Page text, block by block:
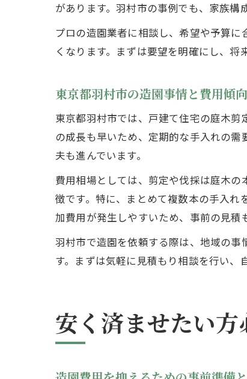
があります。羽村市の事例でも、家族構
プロの造園業者に相談し、希望や予算
くなります。まずは要望を明確にし、将
東京都羽村市の造園事情と費用傾向
東京都羽村市では、戸建て住宅の庭木
の成長も早いため、定期的な手入れの
夫も進んでいます。
費用相場としては、剪定や伐採は庭木
徴です。特に、まとめて複数本の手入
加費用が発生しやすいため、事前の見積
羽村市で造園を依頼する際は、地域の
す。まずは気軽に見積もり相談を行い、
安く済ませたい